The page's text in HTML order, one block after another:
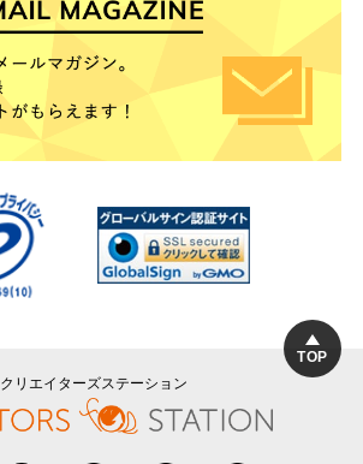
TOP
クリエイターズステーション